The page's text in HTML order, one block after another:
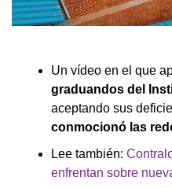
Un vídeo en el que
graduandos del
aceptando sus
conmocionó las
Lee también:
enfrentan sobre